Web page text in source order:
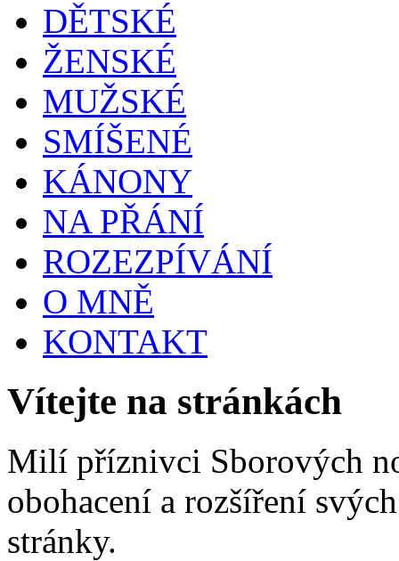
DĚTSKÉ
ŽENSKÉ
MUŽSKÉ
SMÍŠENÉ
KÁNONY
NA PŘÁNÍ
ROZEZPÍVÁNÍ
O MNĚ
KONTAKT
Vítejte na stránkách
Milí příznivci Sborových
obohacení a rozšíření
stránky.